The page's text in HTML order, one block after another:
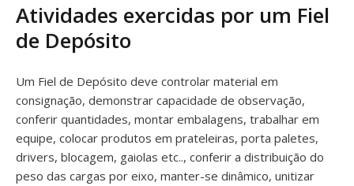
Atividades exercidas por um Fiel
de Depósito
Um Fiel de Depósito deve controlar material em
consignação, demonstrar capacidade de observação,
conferir quantidades, montar embalagens, trabalhar em
equipe, colocar produtos em prateleiras, porta paletes,
drivers, blocagem, gaiolas etc.., conferir a distribuição do
peso das cargas por eixo, manter-se dinâmico, unitizar